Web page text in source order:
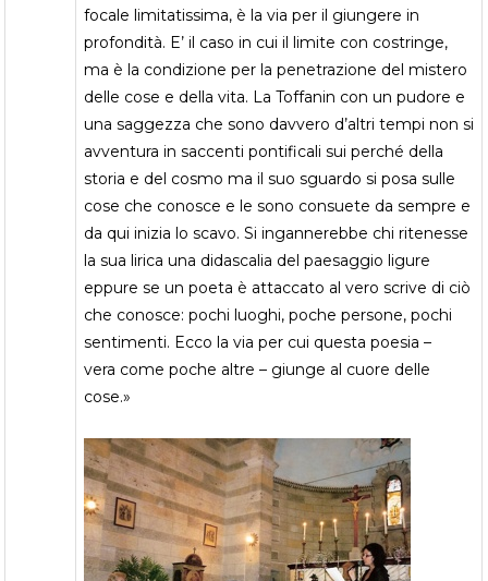
focale limitatissima, è la via per il giungere in
profondità. E’ il caso in cui il limite con costringe,
ma è la condizione per la penetrazione del mistero
delle cose e della vita. La Toffanin con un pudore e
una saggezza che sono davvero d’altri tempi non si
avventura in saccenti pontificali sui perché della
storia e del cosmo ma il suo sguardo si posa sulle
cose che conosce e le sono consuete da sempre e
da qui inizia lo scavo. Si ingannerebbe chi ritenesse
la sua lirica una didascalia del paesaggio ligure
eppure se un poeta è attaccato al vero scrive di ciò
che conosce: pochi luoghi, poche persone, pochi
sentimenti. Ecco la via per cui questa poesia –
vera come poche altre – giunge al cuore delle
cose.»